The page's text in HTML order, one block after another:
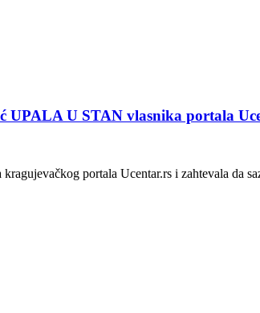
U STAN vlasnika portala
portala Ucentar.rs i zahtevala da